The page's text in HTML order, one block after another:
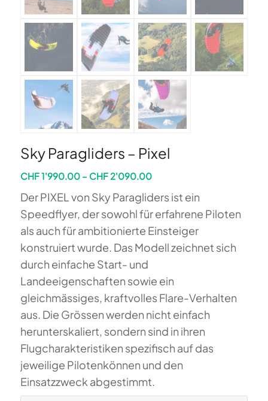
Sky Paragliders – Pixel
CHF1'990.00 – CHF2'090.00Preisspanne:
bis
CHF 2'090.00
Der PIXEL von Sky Paragliders ist ein
Speedflyer, der sowohl für erfahrene Piloten
als auch für ambitionierte Einsteiger
konstruiert wurde. Das Modell zeichnet sich
durch einfache Start- und
Landeeigenschaften sowie ein
gleichmässiges, kraftvolles Flare-Verhalten
aus. Die Grössen werden nicht einfach
herunterskaliert, sondern sind in ihren
Flugcharakteristiken spezifisch auf das
jeweilige Pilotenkönnen und den
Einsatzzweck abgestimmt.